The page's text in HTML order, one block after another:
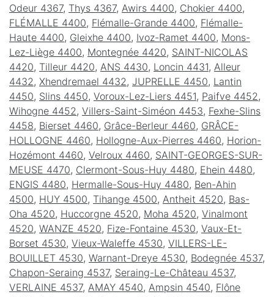
Odeur 4367, Thys 4367, Awirs 4400, Chokier 4400,
FLÉMALLE 4400, Flémalle-Grande 4400, Flémalle-
Haute 4400, Gleixhe 4400, Ivoz-Ramet 4400, Mons-
Lez-Liège 4400, Montegnée 4420, SAINT-NICOLAS
4420, Tilleur 4420, ANS 4430, Loncin 4431, Alleur
4432 , Xhendremael 4432 , JUPRELLE 4450, Lantin
4450, Slins 4450, Voroux-Lez-Liers 4451, Paifve 4452 ,
Wihogne 4452 , Villers-Saint-Siméon 4453, Fexhe-Slins
4458, Bierset 4460, Grâce-Berleur 4460, GRÂCE-
HOLLOGNE 4460, Hollogne-Aux-Pierres 4460, Horion-
Hozémont 4460, Velroux 4460, SAINT-GEORGES-SUR-
MEUSE 4470, Clermont-Sous-Huy 4480, Ehein 4480,
ENGIS 4480, Hermalle-Sous-Huy 4480, Ben-Ahin
4500, HUY 4500, Tihange 4500, Antheit 4520, Bas-
Oha 4520, Huccorgne 4520, Moha 4520, Vinalmont
4520, WANZE 4520, Fize-Fontaine 4530, Vaux-Et-
Borset 4530, Vieux-Waleffe 4530, VILLERS-LE-
BOUILLET 4530, Warnant-Dreye 4530, Bodegnée 4537,
Chapon-Seraing 4537, Seraing-Le-Château 4537,
VERLAINE 4537, AMAY 4540, Ampsin 4540, Flône